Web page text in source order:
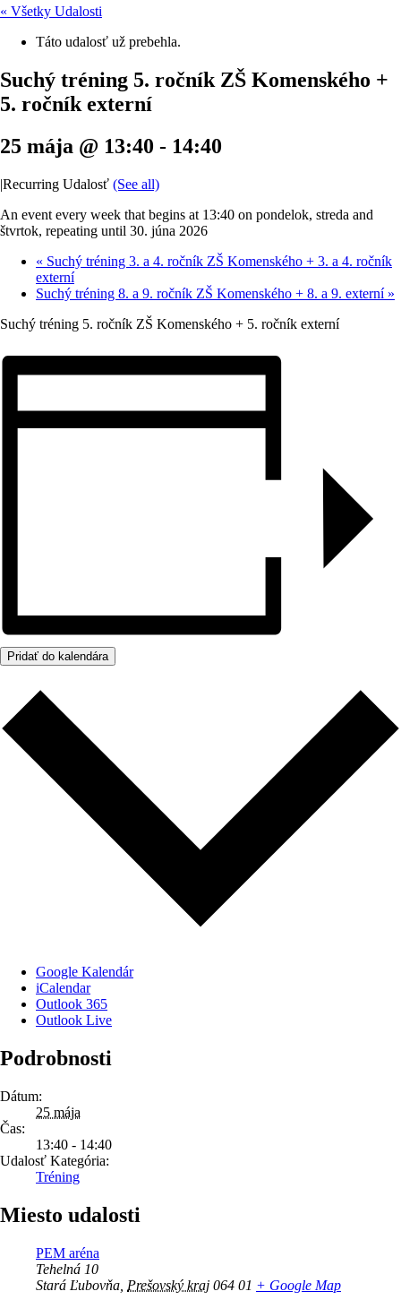
« Všetky Udalosti
Táto udalosť už prebehla.
Suchý tréning 5. ročník ZŠ Komenského +
5. ročník externí
25 mája @ 13:40 - 14:40
|Recurring Udalosť (See all)
An event every week that begins at 13:40 on pondelok, streda and
štvrtok, repeating until 30. júna 2026
« Suchý tréning 3. a 4. ročník ZŠ Komenského + 3. a 4. ročník
externí
Suchý tréning 8. a 9. ročník ZŠ Komenského + 8. a 9. externí »
Suchý tréning 5. ročník ZŠ Komenského + 5. ročník externí
Pridať do kalendára
Google Kalendár
iCalendar
Outlook 365
Outlook Live
Podrobnosti
Dátum:
25 mája
Čas:
13:40 - 14:40
Udalosť Kategória:
Tréning
Miesto udalosti
PEM aréna
Tehelná 10
Stará Ľubovňa Prešovský kraj 064 01 + Google Map